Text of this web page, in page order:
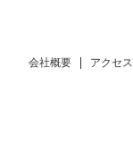
会社概要 アクセス